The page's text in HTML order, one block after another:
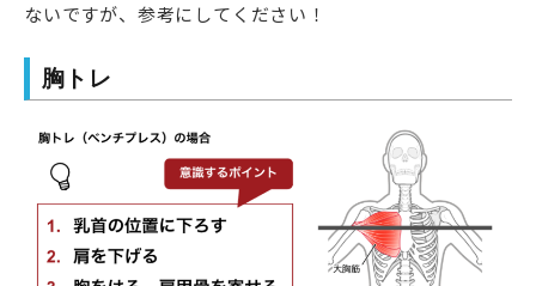
ないですが、参考にしてください！
胸トレ